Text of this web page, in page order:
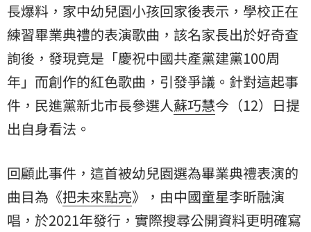
長爆料，家中幼兒園小孩回家後表示，學校正在
練習畢業典禮的表演歌曲，該名家長出於好奇查
詢後，發現竟是「慶祝中國共產黨建黨100周
年」而創作的紅色歌曲，引發爭議。針對這起事
件，民進黨新北市長參選人蘇巧慧今（12）日提
出自身看法。
回顧此事件，這首被幼兒園選為畢業典禮表演的
曲目為《把未來點亮》，由中國童星李昕融演
唱，於2021年發行，實際搜尋公開資料更明確寫